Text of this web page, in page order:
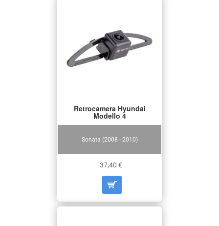
Sonata (2008 - 2010)
Retrocamera Hyundai
Modello 4
37,40 €